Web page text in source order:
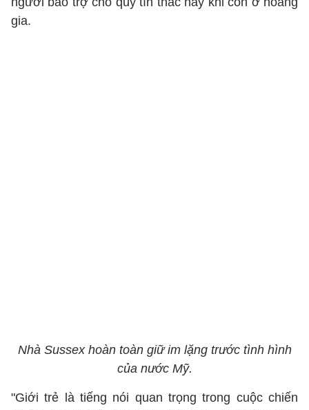
gia.
Nhà Sussex hoàn toàn giữ im lặng trước tình hình
của nước Mỹ.
"Giới trẻ là tiếng nói quan trọng trong cuộc chiến